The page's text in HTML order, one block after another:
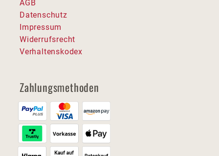
AGB
Datenschutz
Impressum
Widerrufsrecht
Verhaltenskodex
Zahlungsmethoden